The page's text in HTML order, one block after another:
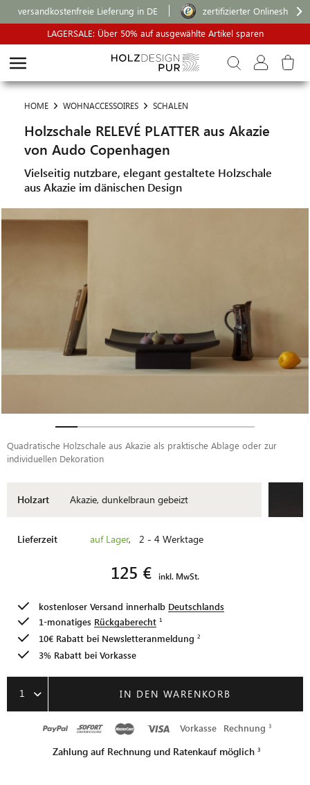
versandkostenfreie Lieferung in DE
zertifizierter Onlineshop
LAGERSALE: Über 50% auf ausgewählte Artikel sparen
HOME WOHNACCESSOIRES SCHALEN
Holzschale RELEVÉ PLATTER aus Akazie
von Audo Copenhagen
Vielseitig nutzbare, elegant gestaltete Holzschale
aus Akazie im dänischen Design
Quadratische Holzschale aus Akazie als praktische Ablage oder zur
individuellen Dekoration
Holzart Akazie, dunkelbraun gebeizt
Lieferzeit auf Lager, 2 - 4 Werktage
125 € inkl. MwSt.
kostenloser Versand innerhalb Deutschlands
1-monatiges Rückgaberecht
10€ Rabatt bei Newsletteranmeldung
3% Rabatt bei Vorkasse
1 IN DEN WARENKORB
Vorkasse Rechnung
Zahlung auf Rechnung und Ratenkauf möglich